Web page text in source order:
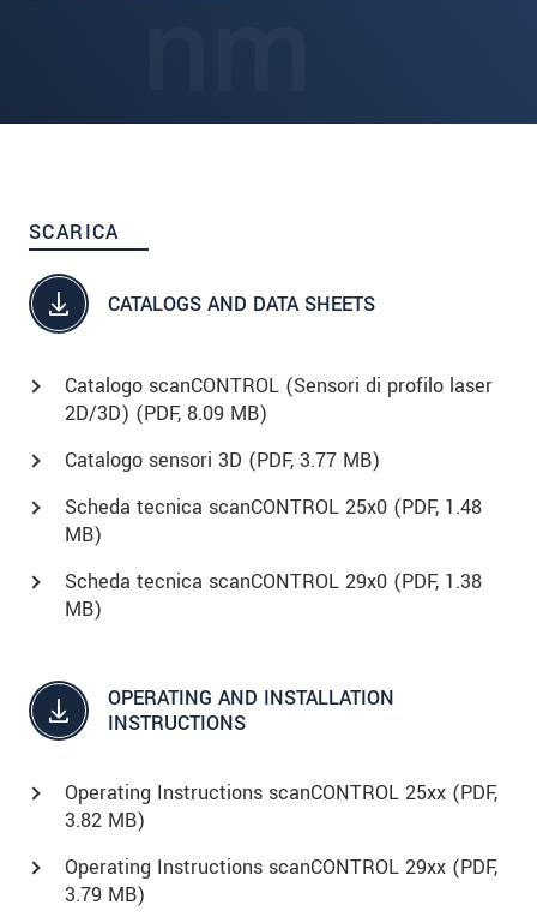
SCARICA
CATALOGS AND DATA SHEETS
Catalogo scanCONTROL (Sensori di profilo laser
2D/3D) (PDF, 8.09 MB)
Catalogo sensori 3D (PDF, 3.77 MB)
Scheda tecnica scanCONTROL 25x0 (PDF, 1.48
MB)
Scheda tecnica scanCONTROL 29x0 (PDF, 1.38
MB)
OPERATING AND INSTALLATION
INSTRUCTIONS
Operating Instructions scanCONTROL 25xx (PDF,
3.82 MB)
Operating Instructions scanCONTROL 29xx (PDF,
3.79 MB)